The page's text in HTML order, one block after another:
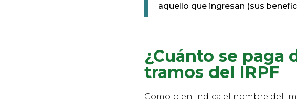
aquello que ingresan (sus
¿Cuánto se paga
tramos del IRPF
Como bien indica el nombre del